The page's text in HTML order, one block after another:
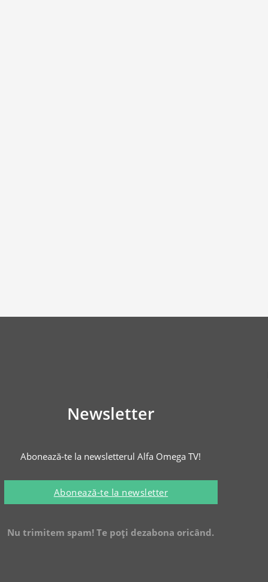
Newsletter
Abonează-te la newsletterul Alfa Omega TV!
Abonează-te la newsletter
Nu trimitem spam! Te poți dezabona oricând.